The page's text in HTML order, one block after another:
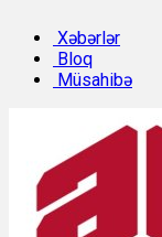
Sabah:
Xəbərlər
Bloq
Müsahibə